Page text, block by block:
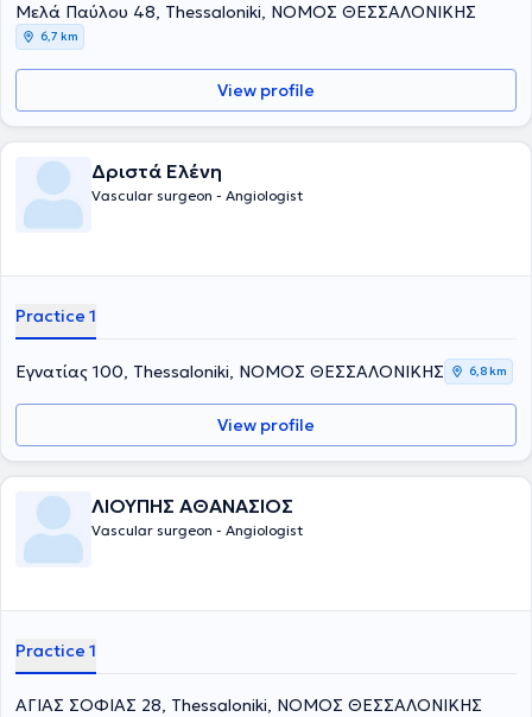
Μελά Παύλου 48, Thessaloniki, ΝΟΜΟΣ ΘΕΣΣΑΛΟΝΙΚΗΣ
6,7 km
View profile
Δριστά Ελένη
Vascular surgeon - Angiologist
Practice 1
Εγνατίας 100, Thessaloniki, ΝΟΜΟΣ ΘΕΣΣΑΛΟΝΙΚΗΣ 6,8 km
View profile
ΛΙΟΥΠΗΣ ΑΘΑΝΑΣΙΟΣ
Vascular surgeon - Angiologist
Practice 1
ΑΓΙΑΣ ΣΟΦΙΑΣ 28, Thessaloniki, ΝΟΜΟΣ ΘΕΣΣΑΛΟΝΙΚΗΣ